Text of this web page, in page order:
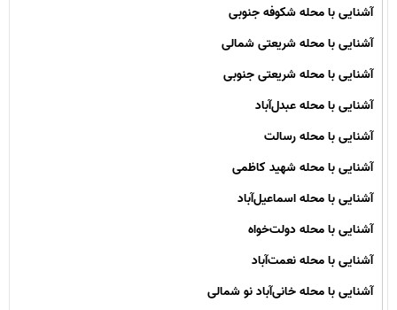
آشنایی با محله شکوفه جنوبی
آشنایی با محله شریعتی شمالی
آشنایی با محله شریعتی جنوبی
آشنایی با محله عبدل‌آباد
آشنایی با محله رسالت
آشنایی با محله شهید کاظمی
آشنایی با محله اسماعیل‌آباد
آشنایی با محله دولت‌خواه
آشنایی با محله نعمت‌آباد
آشنایی با محله خانی‌آباد نو شمالی